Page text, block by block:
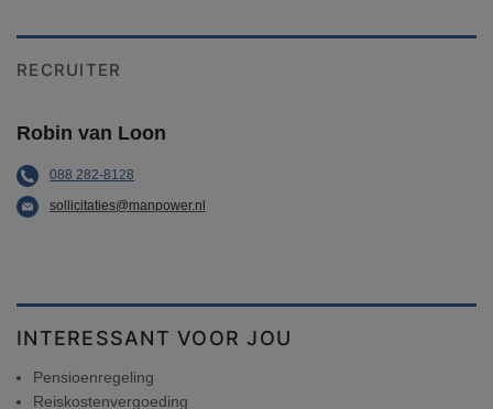
RECRUITER
Robin van Loon
088 282-8128
sollicitaties@manpower.nl
INTERESSANT VOOR JOU
Pensioenregeling
Reiskostenvergoeding